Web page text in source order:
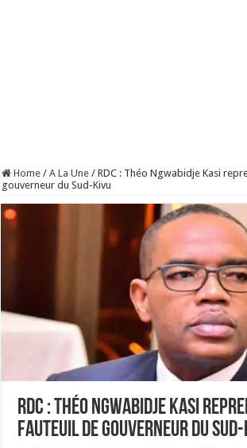
Home / A La Une / RDC : Théo Ngwabidje Kasi
gouverneur du Sud-Kivu
RDC : Théo Ngwabidje Kasi
fauteuil de gouverneur du